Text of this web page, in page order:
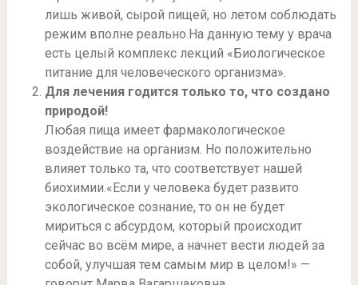
лишь живой, сырой пищей, но летом соблюдать
режим вполне реально.На данную тему у врача
есть целый комплекс лекций «Биологическое
питание для человеческого организма».
Для лечения годится только то, что создано
природой!
Любая пища имеет фармакологическое
воздействие на организм. Но положительно
влияет только та, что соответствует нашей
биохимии.«Если у человека будет развито
экологическое сознание, то он не будет
мириться с абсурдом, который происходит
сейчас во всём мире, а начнет вести людей за
собой, улучшая тем самым мир в целом!» —